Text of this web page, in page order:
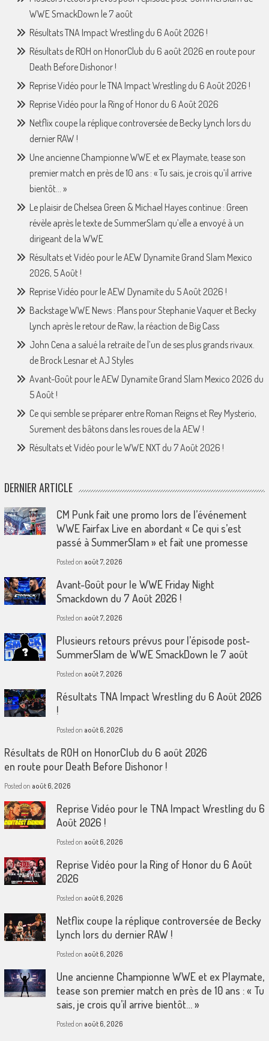
WWE SmackDown le 7 août
Résultats TNA Impact Wrestling du 6 Août 2026 !
Résultats de ROH on HonorClub du 6 août 2026 en route pour
Death Before Dishonor !
Reprise Vidéo pour le TNA Impact Wrestling du 6 Août 2026 !
Reprise Vidéo pour la Ring of Honor du 6 Août 2026
Netflix coupe la réplique controversée de Becky Lynch lors du
dernier RAW !
Une ancienne Championne WWE et ex Playmate, tease son
premier match en près de 10 ans : « Tu sais, je crois qu’il arrive
bientôt… »
Le plaisir de Chelsea Green & Michael Hayes continue : Green
révèle après le texte de SummerSlam qu’elle a envoyé à un
dirigeant de la WWE
Résultats et Vidéo pour le AEW Dynamite Grand Slam Mexico
2026, 5 Août !
Reprise Vidéo pour le AEW Dynamite du 5 Août 2026 !
Backstage WWE News : Plans pour Stephanie Vaquer et Becky
Lynch après le retour de Raw, la réaction de Big Cass
John Cena a salué la retraite de l’un de ses plus grands rivaux.
de Brock Lesnar et AJ Styles
Avant-Goût pour le AEW Dynamite Grand Slam Mexico 2026 du
5 Août !
Ce qui semble se préparer entre Roman Reigns et Rey Mysterio,
Surement des bâtons dans les roues de la AEW !
Résultats et Vidéo pour le WWE NXT du 7 Août 2026 !
DERNIER ARTICLE
CM Punk fait une promo lors de l’événement
WWE Fairfax Live en abordant « Ce qui s’est
passé à SummerSlam » et fait une promesse
Posted on août 7, 2026
Avant-Goût pour le WWE Friday Night
Smackdown du 7 Août 2026 !
Posted on août 7, 2026
Plusieurs retours prévus pour l’épisode post-
SummerSlam de WWE SmackDown le 7 août
Posted on août 7, 2026
Résultats TNA Impact Wrestling du 6 Août 2026
!
Posted on août 6, 2026
Résultats de ROH on HonorClub du 6 août 2026
en route pour Death Before Dishonor !
Posted on août 6, 2026
Reprise Vidéo pour le TNA Impact Wrestling du 6
Août 2026 !
Posted on août 6, 2026
Reprise Vidéo pour la Ring of Honor du 6 Août
2026
Posted on août 6, 2026
Netflix coupe la réplique controversée de Becky
Lynch lors du dernier RAW !
Posted on août 6, 2026
Une ancienne Championne WWE et ex Playmate,
tease son premier match en près de 10 ans : « Tu
sais, je crois qu’il arrive bientôt… »
Posted on août 6, 2026